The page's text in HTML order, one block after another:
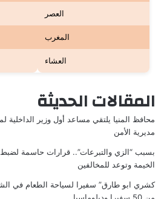
العصر
المغرب
العشاء
المقالات الحديثة
محافظ المنيا يلتقي مساعد أول وزير الداخلية
مديرية الأمن
بسبب “الزي والتبرعات”.. قرارات حاسمة لضبط
الخيمة وتوعد للمخالفين
كشري ابو طارق” سفيرا لسياحة الطعام في